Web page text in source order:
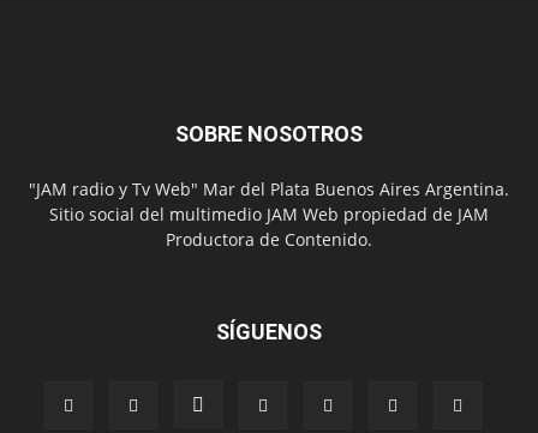
SOBRE NOSOTROS
"JAM radio y Tv Web" Mar del Plata Buenos Aires Argentina.
Sitio social del multimedio JAM Web propiedad de JAM
Productora de Contenido.
SÍGUENOS